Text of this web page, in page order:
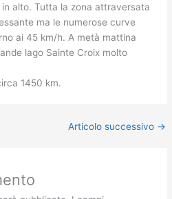
alto. Tutta la zona attraversata
ma le numerose curve
ai 45 km/h. A metà mattina
lago Sainte Croix molto
1450 km.
Articolo successivo →